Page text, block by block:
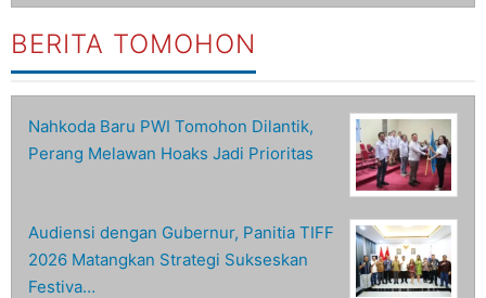
BERITA TOMOHON
Nahkoda Baru PWI Tomohon Dilantik,
Perang Melawan Hoaks Jadi Prioritas
Audiensi dengan Gubernur, Panitia TIFF
2026 Matangkan Strategi Sukseskan
Festiva…